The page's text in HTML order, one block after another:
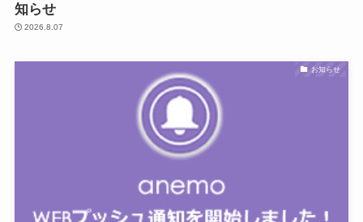
知らせ
2026.8.07
お知らせ